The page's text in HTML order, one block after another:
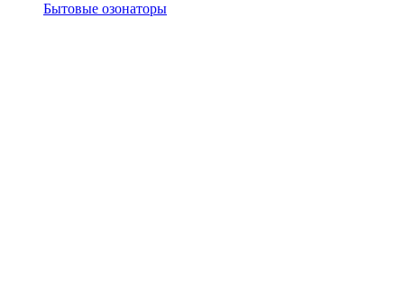
Бытовые озонаторы